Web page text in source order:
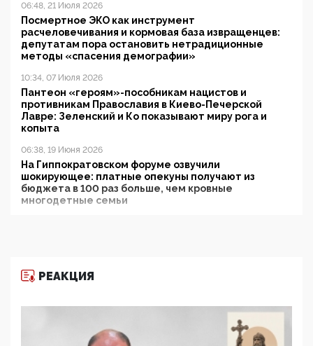
06:48, 21 Июля 2026
Посмертное ЭКО как инструмент
расчеловечивания и кормовая база извращенцев:
депутатам пора остановить нетрадиционные
методы «спасения демографии»
10:34, 07 Июля 2026
Пантеон «героям»-пособникам нацистов и
противникам Православия в Киево-Печерской
Лавре: Зеленский и Ко показывают миру рога и
копыта
06:38, 19 Июня 2026
На Гиппократовском форуме озвучили
шокирующее: платные опекуны получают из
бюджета в 100 раз больше, чем кровные
многодетные семьи
11:53, 09 Июня 2026
деятельность ИИТО ЮНЕСКО в России, но
цифроглобалисты продолжают определять
повестку в образовании
РЕАКЦИЯ